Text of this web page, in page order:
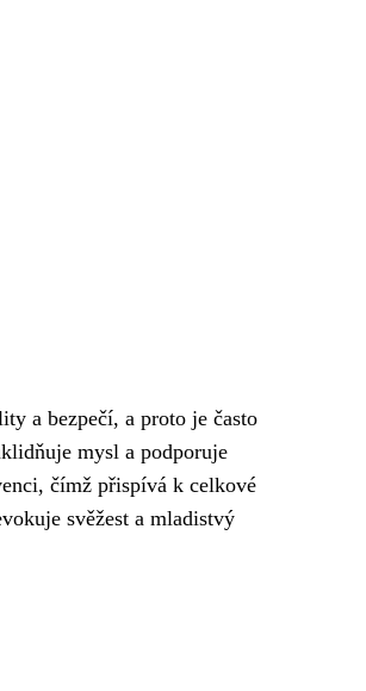
a bezpečí, a proto je často
mysl a podporuje
čímž přispívá k celkové
svěžest a mladistvý